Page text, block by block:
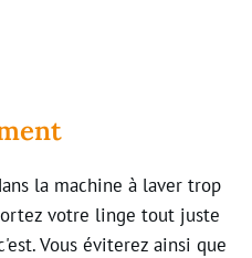
la machine à laver trop
votre linge tout juste
Vous éviterez ainsi que